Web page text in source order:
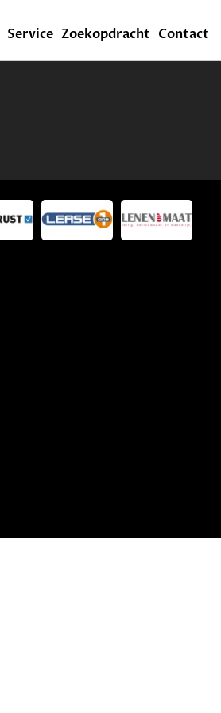
Service Zoekopdracht Contact